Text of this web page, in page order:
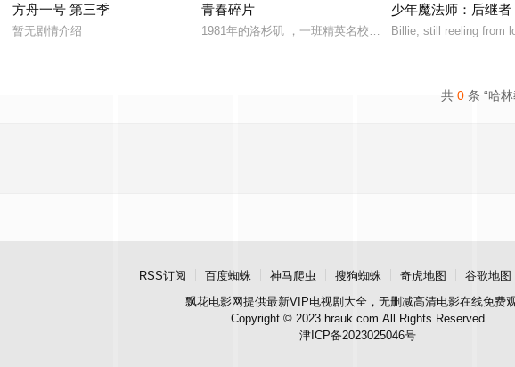
方舟一号 第三季
暂无剧情介绍
青春碎片
1981年的洛杉矶 ，一班精英名校的高中生原本过住灿烂生活
少年魔法师：后继者
Billie, still reeling from
共 0 条 “哈
RSS订阅 百度蜘蛛 神马爬虫 搜狗蜘蛛 奇虎地图 谷歌地图
飘花电影网提供最新VIP电视剧大全，无删减高清电影在线免费
Copyright © 2023 hrauk.com All Rights Reserved
津ICP备2023025046号